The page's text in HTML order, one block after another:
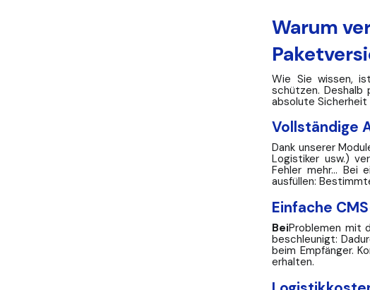
Warum
Wie Sie wissen,
schützen. Deshalb
absolute Sicherheit
Vollständige
Dank unserer
Logistiker usw.)
Fehler mehr... Bei
ausfüllen:
Einfache
BeiProblemen mit
beschleunigt:
beim Empfänger.
erhalten.